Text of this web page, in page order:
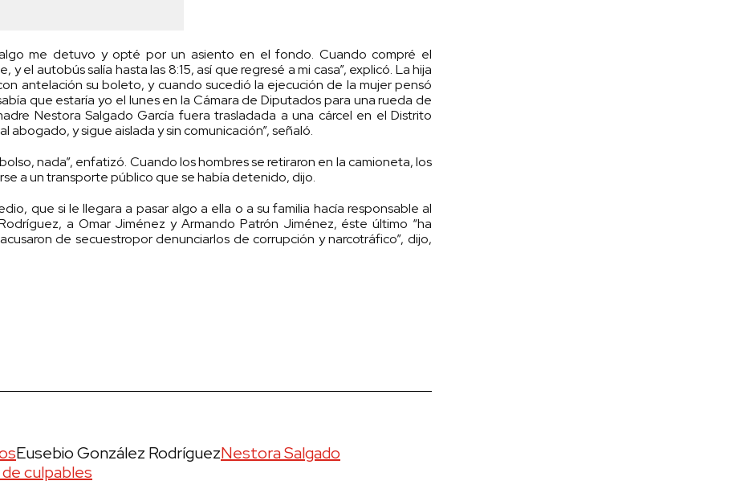
me detuvo y opté por un asiento en el fondo. Cuando compré el
el autobús salía hasta las 8:15, así que regresé a mi casa”, explicó. La hija
antelación su boleto, y cuando sucedió la ejecución de la mujer pensó
que estaría yo el lunes en la Cámara de Diputados para una rueda de
Nestora Salgado García fuera trasladada a una cárcel en el Distrito
y sigue aislada y sin comunicación”, señaló.
nada”, enfatizó. Cuando los hombres se retiraron en la camioneta, los
a un transporte público que se había detenido, dijo.
que si le llegara a pasar algo a ella o a su familia hacía responsable al
a Omar Jiménez y Armando Patrón Jiménez, éste último “ha
de secuestropor denunciarlos de corrupción y narcotráfico”, dijo,
Eusebio González RodríguezNestora Salgado
culpables